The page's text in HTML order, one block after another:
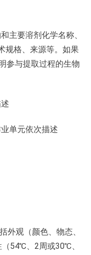
主要溶剂化学名称、
规格、来源等。如果
参与提取过程的生物
单元依次描述
外观（颜色、物态、
54℃、2周或30℃、